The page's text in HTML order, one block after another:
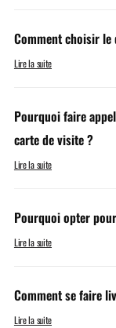
Comment choisir le
Lire la suite
Pourquoi faire
carte de visite ?
Lire la suite
Pourquoi opter
Lire la suite
Comment se faire
Lire la suite